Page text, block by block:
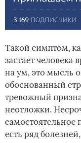
Такой симптом,
застает человека
на ум, это мысль
обоснованный
тревожный
неотложки.
самостоятельное
есть ряд